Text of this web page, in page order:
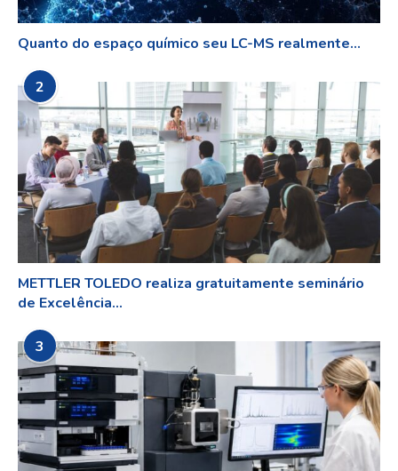
Quanto do espaço químico seu LC-MS realmente...
2
METTLER TOLEDO realiza gratuitamente seminário
de Excelência...
3